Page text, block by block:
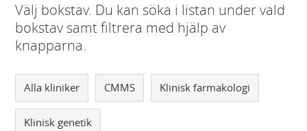
Välj bokstav. Du kan söka i listan under vald
bokstav samt filtrera med hjälp av
knapparna.
Alla kliniker CMMS Klinisk farmakologi
Klinisk genetik